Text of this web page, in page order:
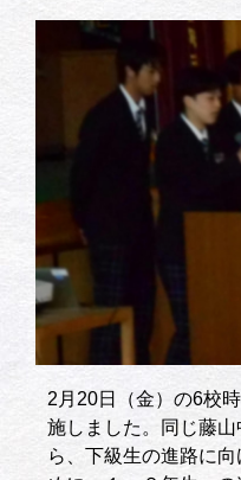
2月20日（金）の6校
施しました。同じ藤
ら、下級生の進路に